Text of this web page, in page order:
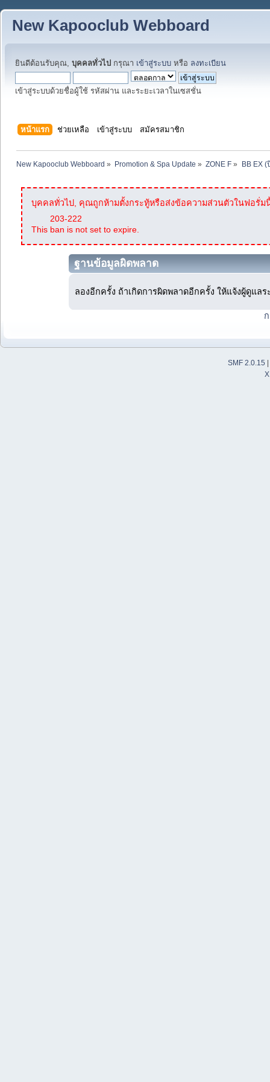
New Kapooclub Webboard
ยินดีต้อนรับคุณ, บุคคลทั่วไป กรุณา เข้าสู่ระบบ หรือ ลงทะเบียน
เข้าสู่ระบบด้วยชื่อผู้ใช้ รหัสผ่าน และระยะเวลาในเซสชั่น
หน้าแรก ช่วยเหลือ เข้าสู่ระบบ สมัครสมาชิก
New Kapooclub Webboard » Promotion & Spa Update » ZONE F » BB EX
บุคคลทั่วไป, คุณถูกห้ามตั้งกระทู้หรือส่งข้อความส่วนตัวในฟอรั่ม
203-222
This ban is not set to expire.
ฐานข้อมูลผิดพลาด
ลองอีกครั้ง ถ้าเกิดการผิดพลาดอีกครั้ง ให้แจ้งผู้ดูแลร
SMF 2.0.15